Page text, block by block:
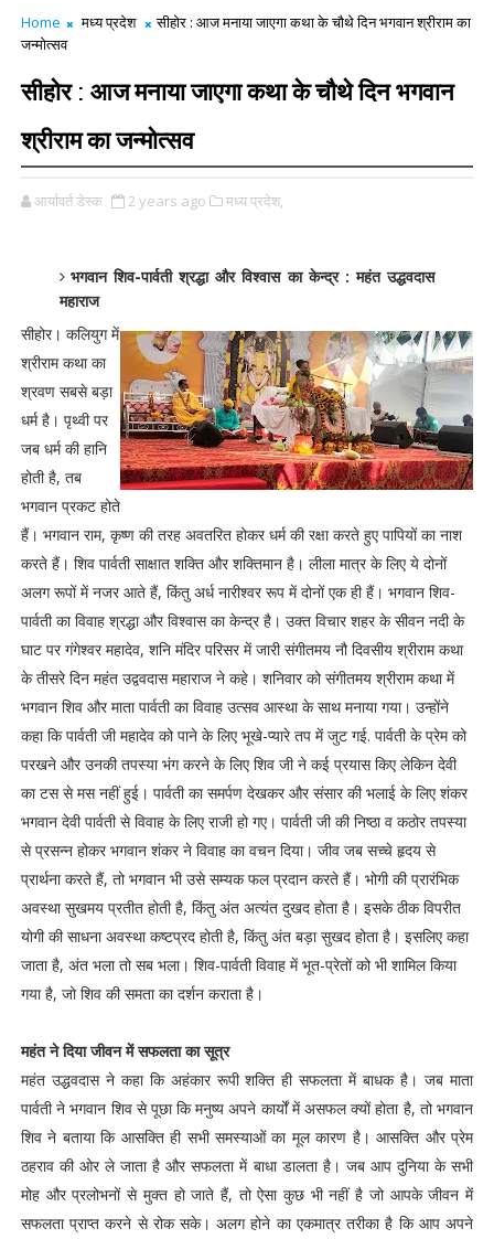
Home मध्य प्रदेश
सीहोर : आज मनाया जाएगा कथा के चौथे दिन भगवान श्रीराम का
जन्मोत्सव
सीहोर : आज मनाया जाएगा कथा के चौथे दिन भगवान
श्रीराम का जन्मोत्सव
आर्यावर्त डेस्क 2 years ago मध्य प्रदेश,
भगवान शिव-पार्वती श्रद्धा और विश्वास का केन्द्र : महंत उद्धवदास
महाराज
सीहोर। कलियुग में
श्रीराम कथा का
श्रवण सबसे बड़ा
धर्म है। पृथ्वी पर
जब धर्म की हानि
होती है, तब
भगवान प्रकट होते
हैं। भगवान राम, कृष्ण की तरह अवतरित होकर धर्म की रक्षा करते हुए पापियों का नाश
करते हैं। शिव पार्वती साक्षात शक्ति और शक्तिमान है। लीला मात्र के लिए ये दोनों
अलग रूपों में नजर आते हैं, किंतु अर्ध नारीश्वर रूप में दोनों एक ही हैं। भगवान शिव-
पार्वती का विवाह श्रद्धा और विश्वास का केन्द्र है। उक्त विचार शहर के सीवन नदी के
घाट पर गंगेश्वर महादेव, शनि मंदिर परिसर में जारी संगीतमय नौ दिवसीय श्रीराम कथा
के तीसरे दिन महंत उद्ववदास महाराज ने कहे। शनिवार को संगीतमय श्रीराम कथा में
भगवान शिव और माता पार्वती का विवाह उत्सव आस्था के साथ मनाया गया। उन्होंने
कहा कि पार्वती जी महादेव को पाने के लिए भूखे-प्यारे तप में जुट गई. पार्वती के प्रेम को
परखने और उनकी तपस्या भंग करने के लिए शिव जी ने कई प्रयास किए लेकिन देवी
का टस से मस नहीं हुई। पार्वती का समर्पण देखकर और संसार की भलाई के लिए शंकर
भगवान देवी पार्वती से विवाह के लिए राजी हो गए। पार्वती जी की निष्ठा व कठोर तपस्या
से प्रसन्न होकर भगवान शंकर ने विवाह का वचन दिया। जीव जब सच्चे हृदय से
प्रार्थना करते हैं, तो भगवान भी उसे सम्यक फल प्रदान करते हैं। भोगी की प्रारंभिक
अवस्था सुखमय प्रतीत होती है, किंतु अंत अत्यंत दुखद होता है। इसके ठीक विपरीत
योगी की साधना अवस्था कष्टप्रद होती है, किंतु अंत बड़ा सुखद होता है। इसलिए कहा
जाता है, अंत भला तो सब भला। शिव-पार्वती विवाह में भूत-प्रेतों को भी शामिल किया
गया है, जो शिव की समता का दर्शन कराता है।
महंत ने दिया जीवन में सफलता का सूत्र
महंत उद्धवदास ने कहा कि अहंकार रूपी शक्ति ही सफलता में बाधक है। जब माता
पार्वती ने भगवान शिव से पूछा कि मनुष्य अपने कार्यों में असफल क्यों होता है, तो भगवान
शिव ने बताया कि आसक्ति ही सभी समस्याओं का मूल कारण है। आसक्ति और प्रेम
ठहराव की ओर ले जाता है और सफलता में बाधा डालता है। जब आप दुनिया के सभी
मोह और प्रलोभनों से मुक्त हो जाते हैं, तो ऐसा कुछ भी नहीं है जो आपके जीवन में
सफलता प्राप्त करने से रोक सके। अलग होने का एकमात्र तरीका है कि आप अपने